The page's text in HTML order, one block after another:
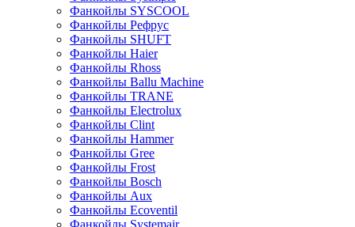
Фанкойлы SYSCOOL
Фанкойлы Рефрус
Фанкойлы SHUFT
Фанкойлы Haier
Фанкойлы Rhoss
Фанкойлы Ballu Machine
Фанкойлы TRANE
Фанкойлы Electrolux
Фанкойлы Clint
Фанкойлы Hammer
Фанкойлы Gree
Фанкойлы Frost
Фанкойлы Bosch
Фанкойлы Aux
Фанкойлы Ecoventil
Фанкойлы Systemair